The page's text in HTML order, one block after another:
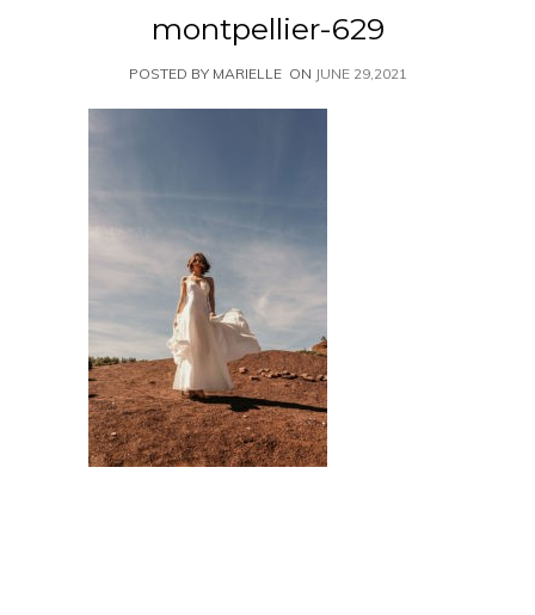
montpellier-629
POSTED BY MARIELLE ON JUNE 29,2021